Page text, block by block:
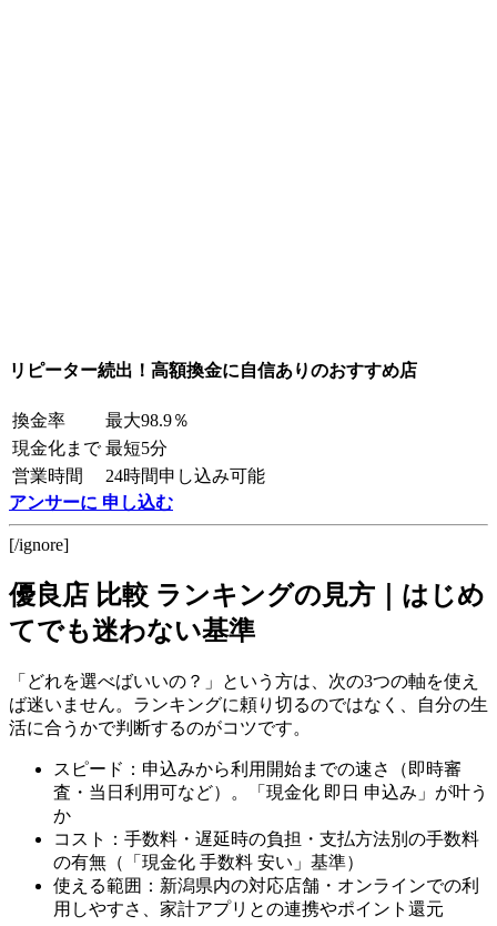
リピーター続出！高額換金に自信ありのおすすめ店
換金率
最大98.9％
現金化まで 最短5分
営業時間
24時間申し込み可能
アンサーに 申し込む
[/ignore]
優良店 比較 ランキングの見方｜はじめ
てでも迷わない基準
「どれを選べばいいの？」という方は、次の3つの軸を使え
ば迷いません。ランキングに頼り切るのではなく、自分の生
活に合うかで判断するのがコツです。
スピード：申込みから利用開始までの速さ（即時審
査・当日利用可など）。「現金化 即日 申込み」が叶う
か
コスト：手数料・遅延時の負担・支払方法別の手数料
の有無（「現金化 手数料 安い」基準）
使える範囲：新潟県内の対応店舗・オンラインでの利
用しやすさ、家計アプリとの連携やポイント還元